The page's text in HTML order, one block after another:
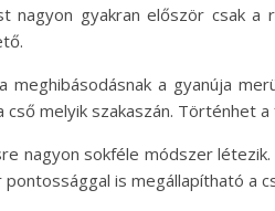
nagyon gyakran először csak a
meghibásodásnak a gyanúja
cső melyik szakaszán. Történhet
nagyon sokféle módszer
is megállapítható a